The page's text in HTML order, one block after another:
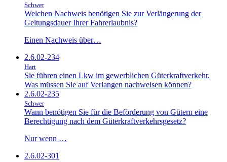
Schwer
Welchen Nachweis benötigen Sie zur Verlängerung der
Geltungsdauer Ihrer Fahrerlaubnis?
Einen Nachweis über…
2.6.02-234
Hart
Sie führen einen Lkw im gewerblichen Güterkraftverkehr.
Was müssen Sie auf Verlangen nachweisen können?
2.6.02-235
Schwer
Wann benötigen Sie für die Beförderung von Gütern eine
Berechtigung nach dem Güterkraftverkehrsgesetz?
Nur wenn …
2.6.02-301